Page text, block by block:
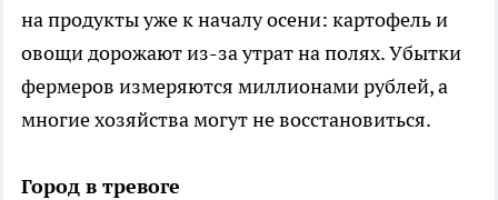
на продукты уже к началу осени: картофель и
овощи дорожают из-за утрат на полях. Убытки
фермеров измеряются миллионами рублей, а
многие хозяйства могут не восстановиться.
Город в тревоге